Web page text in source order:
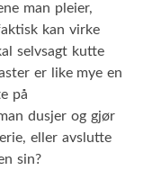
man pleier,
kan virke
selvsagt kutte
er like mye en
på
dusjer og gjør
eller avslutte
sin?